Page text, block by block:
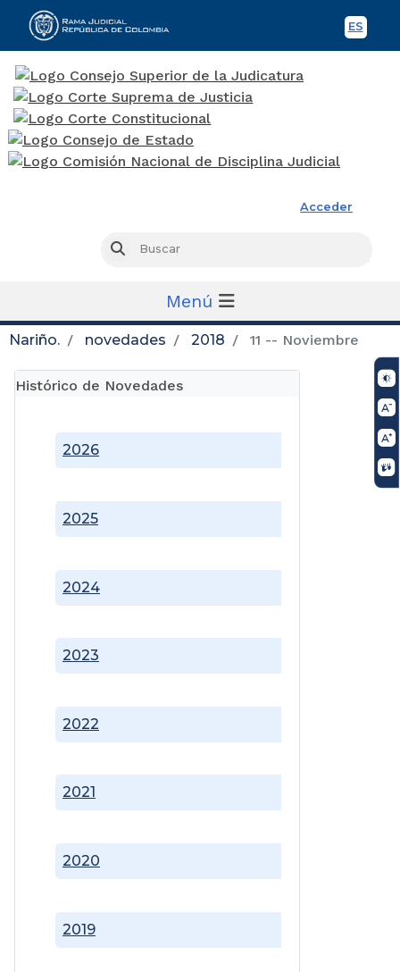
ES
Acceder
Buscar
Menú
Nariño. novedades 2018 11 -- Noviembre
Histórico de Novedades
2019
2020
2021
2022
2023
2024
2025
2026